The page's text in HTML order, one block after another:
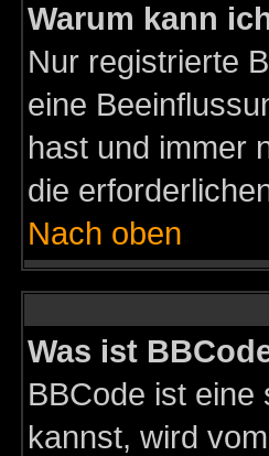
Warum kann
Nur registrierte
eine
hast und immer
die
Nach oben
Was ist
BBCode ist eine
kannst, wird